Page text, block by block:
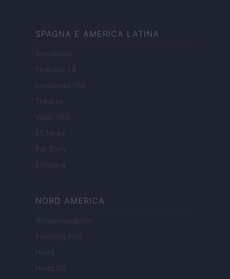
SPAGNA E AMERICA LATINA
Actualidad
Finanzas 24
Investindo 365
Think.es
Viajar 365
ES Newz
Pet Story
Encocina
NORD AMERICA
Womanmagazine
Investing Plus
Newz
Newz US